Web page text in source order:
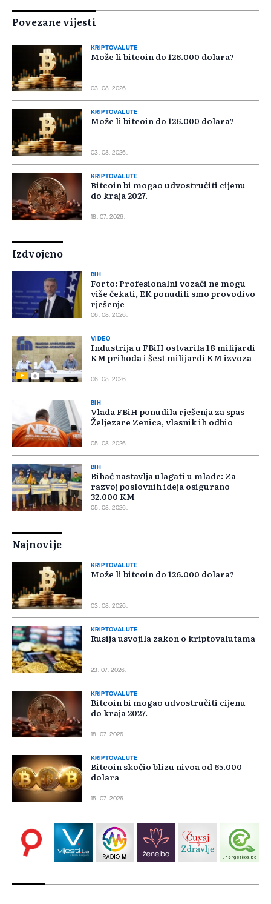
Povezane vijesti
KRIPTOVALUTE
Može li bitcoin do 126.000 dolara?
03. 08. 2026.
KRIPTOVALUTE
Može li bitcoin do 126.000 dolara?
03. 08. 2026.
KRIPTOVALUTE
Bitcoin bi mogao udvostručiti cijenu
do kraja 2027.
18. 07. 2026.
Izdvojeno
BIH
Forto: Profesionalni vozači ne mogu
više čekati, EK ponudili smo provodivo
rješenje
06. 08. 2026.
VIDEO
Industrija u FBiH ostvarila 18 milijardi
KM prihoda i šest milijardi KM izvoza
06. 08. 2026.
BIH
Vlada FBiH ponudila rješenja za spas
Željezare Zenica, vlasnik ih odbio
05. 08. 2026.
BIH
Bihać nastavlja ulagati u mlade: Za
razvoj poslovnih ideja osigurano
32.000 KM
05. 08. 2026.
Najnovije
KRIPTOVALUTE
Može li bitcoin do 126.000 dolara?
03. 08. 2026.
KRIPTOVALUTE
Rusija usvojila zakon o kriptovalutama
23. 07. 2026.
KRIPTOVALUTE
Bitcoin bi mogao udvostručiti cijenu
do kraja 2027.
18. 07. 2026.
KRIPTOVALUTE
Bitcoin skočio blizu nivoa od 65.000
dolara
15. 07. 2026.